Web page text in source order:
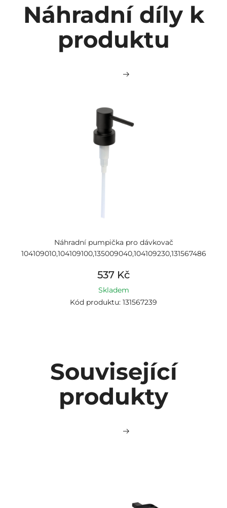
Náhradní díly k
produktu
Náhradní pumpička pro dávkovač
104109010,104109100,135009040,104109230,131567486
537 Kč
Skladem
Kód produktu: 131567239
Související
produkty